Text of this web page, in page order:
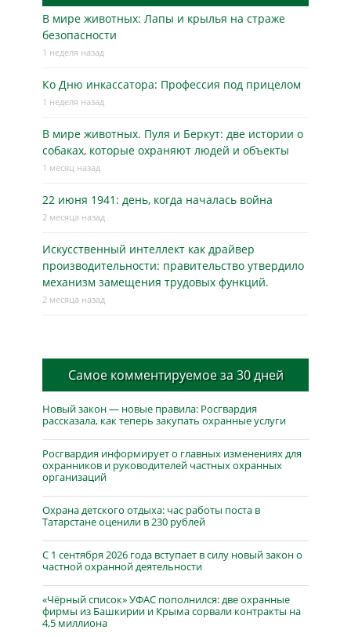
В мире животных: Лапы и крылья на страже
безопасности
1 неделя назад
Ко Дню инкассатора: Профессия под прицелом
1 неделя назад
В мире животных. Пуля и Беркут: две истории о
собаках, которые охраняют людей и объекты
1 месяц назад
22 июня 1941: день, когда началась война
2 месяца назад
Искусственный интеллект как драйвер
производительности: правительство утвердило
механизм замещения трудовых функций.
2 месяца назад
Самое комментируемое за 30 дней
Новый закон — новые правила: Росгвардия
рассказала, как теперь закупать охранные услуги
Росгвардия информирует о главных изменениях для
охранников и руководителей частных охранных
организаций
Охрана детского отдыха: час работы поста в
Татарстане оценили в 230 рублей
С 1 сентября 2026 года вступает в силу новый закон о
частной охранной деятельности
«Чёрный список» УФАС пополнился: две охранные
фирмы из Башкирии и Крыма сорвали контракты на
4,5 миллиона